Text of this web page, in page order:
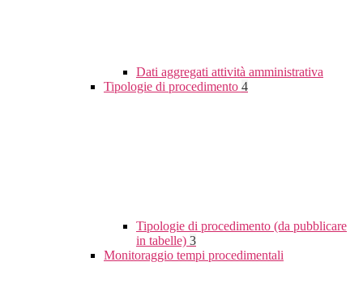
Dati aggregati attività amministrativa
Tipologie di procedimento 4
Tipologie di procedimento (da pubblicare
in tabelle) 3
Monitoraggio tempi procedimentali